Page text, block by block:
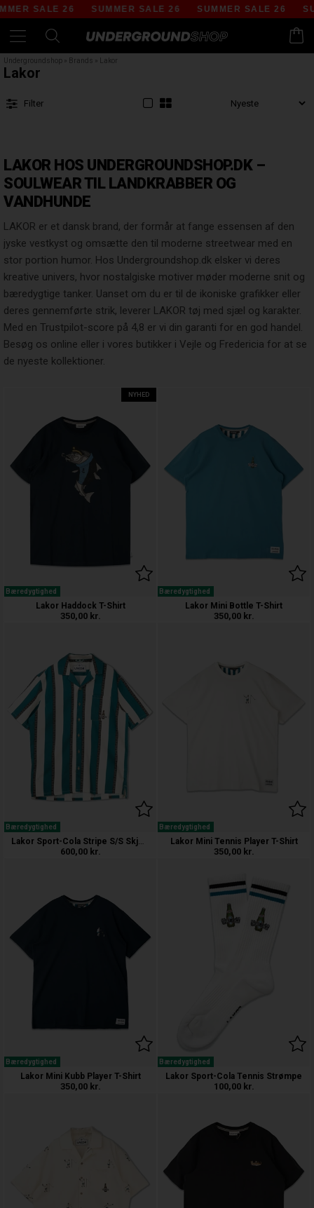
SALE 26 SUMMER SALE 26 SUMMER SALE 26
Undergroundshop Brands Lakor
Lakor
Filter
LAKOR HOS UNDERGROUNDSHOP.DK –
SOULWEAR TIL LANDKRABBER OG
VANDHUNDE
LAKOR er et dansk brand, der formår at fange essensen af den
jyske vestkyst og omsætte den til moderne streetwear med en
stor portion humor. Hos Undergroundshop.dk elsker vi deres
kreative univers, hvor nostalgiske motiver møder moderne snit og
bæredygtige tanker. Uanset om du er til de ikoniske grafikker eller
deres gennemførte strik, leverer LAKOR tøj med sjæl og karakter.
Med en Trustpilot-score på 4,8 er vi din garanti for en god handel.
Besøg os online eller i vores butikker i Vejle og Fredericia for at se
de nyeste kollektioner.
NYHED
Bæredygtighed
Lakor Haddock T-Shirt
350,00 kr.
Bæredygtighed
Lakor Mini Bottle T-Shirt
350,00 kr.
Bæredygtighed
600,00 kr.
Bæredygtighed
Lakor Mini Tennis Player T-Shirt
350,00 kr.
Bæredygtighed
Lakor Mini Kubb Player T-Shirt
350,00 kr.
Bæredygtighed
Lakor Sport-Cola Tennis Strømpe
100,00 kr.